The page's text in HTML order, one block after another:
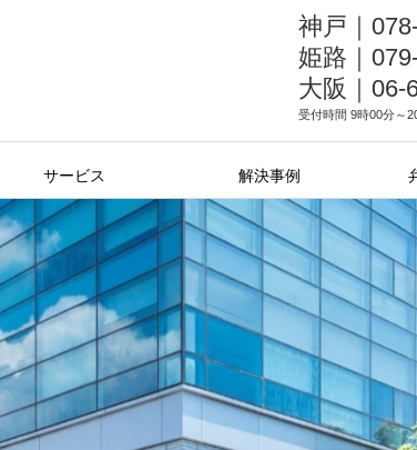
神戸｜
姫路｜
大阪｜06-
受付時間 9時00分～
サービス 解決事例